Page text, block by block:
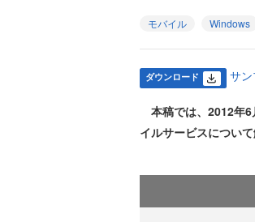
モバイル Windows
ダウンロード サ
本稿では、2012年
イルサービスについて